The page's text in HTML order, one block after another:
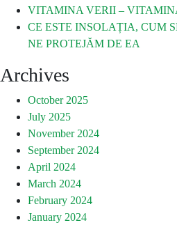
VITAMINA VERII –
CE ESTE INSOLAȚIA, CUM
NE PROTEJĂM DE EA
Archives
October 2025
July 2025
November 2024
September 2024
April 2024
March 2024
February 2024
January 2024